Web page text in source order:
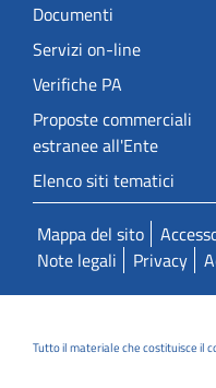
Documenti
Servizi on-line
Verifiche PA
Proposte commerciali
estranee all'Ente
Elenco siti tematici
Mappa del sito
Note legali
Privacy
Tutto il materiale che costituisce il